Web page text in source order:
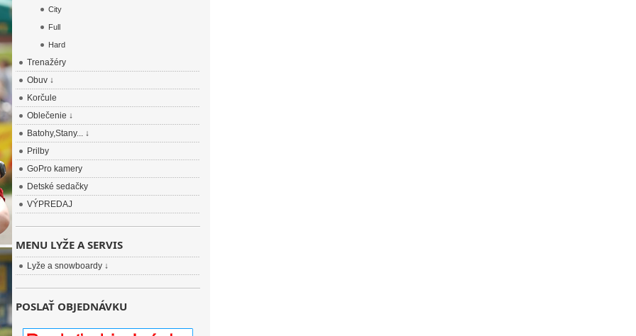
City
Full
Hard
Trenažéry
Obuv ↓
Korčule
Oblečenie ↓
Batohy,Stany... ↓
Prilby
GoPro kamery
Detské sedačky
VÝPREDAJ
MENU LYŽE A SERVIS
Lyže a snowboardy ↓
POSLAŤ OBJEDNÁVKU